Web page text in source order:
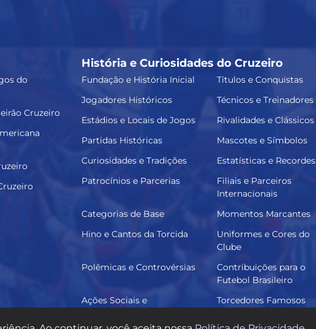
do
Cruzeiro
História e Curiosidades do Cruzeiro
Fundação e História Inicial
Títulos e Conquistas
Jogadores Históricos
Técnicos e Treinadores
Estádios e Locais de Jogos
Rivalidades e Clássicos
Partidas Históricas
Mascotes e Símbolos
Curiosidades e Tradições
Estatísticas e Recordes
Patrocínios e Parcerias
Filiais e Parceiros
Internacionais
Categorias de Base
Momentos Marcantes
Hino e Cantos da Torcida
Uniformes e Cores do
Clube
Polêmicas e Controvérsias
Contribuições para o
Futebol Brasileiro
Ações Sociais e
Torcedores Famosos